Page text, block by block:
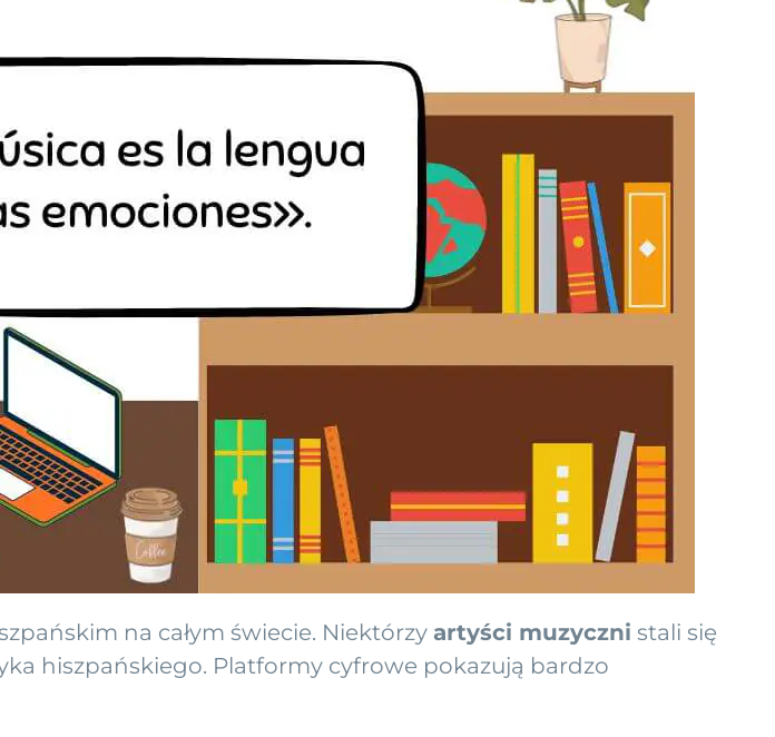
na całym świecie. Niektórzy artyści muzyczni stali się
hiszpańskiego. Platformy cyfrowe pokazują bardzo